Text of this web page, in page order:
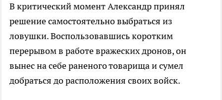
В критический момент Александр принял
решение самостоятельно выбраться из
ловушки. Воспользовавшись коротким
перерывом в работе вражеских дронов, он
вынес на себе раненого товарища и сумел
добраться до расположения своих войск.